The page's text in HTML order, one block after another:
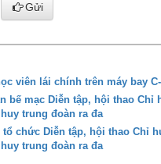
Gửi
viên lái chính trên máy bay C-
bế mạc Diễn tập, hội thao Chỉ
trung đoàn ra đa
chức Diễn tập, hội thao Chỉ
trung đoàn ra đa